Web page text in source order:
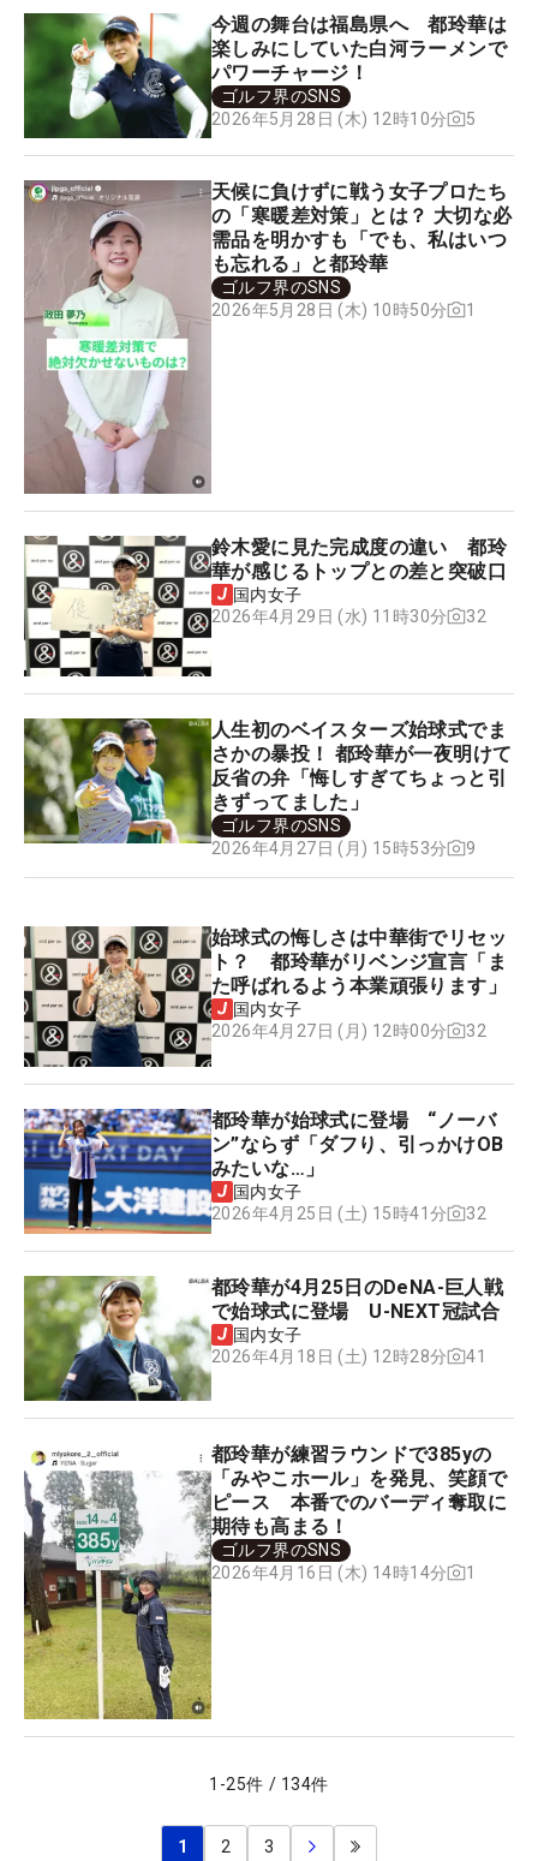
今週の舞台は福島県へ 都玲華は
楽しみにしていた白河ラーメンで
パワーチャージ！
ゴルフ界のSNS
2026年5月28日 (木) 12時10分
5
天候に負けずに戦う女子プロたち
の「寒暖差対策」とは？ 大切な必
需品を明かすも「でも、私はいつ
も忘れる」と都玲華
ゴルフ界のSNS
2026年5月28日 (木) 10時50分
1
鈴木愛に見た完成度の違い 都玲
華が感じるトップとの差と突破口
国内女子
2026年4月29日 (水) 11時30分
32
人生初のベイスターズ始球式でま
さかの暴投！ 都玲華が一夜明けて
反省の弁「悔しすぎてちょっと引
きずってました」
ゴルフ界のSNS
2026年4月27日 (月) 15時53分
9
始球式の悔しさは中華街でリセッ
ト？ 都玲華がリベンジ宣言「ま
た呼ばれるよう本業頑張ります」
国内女子
2026年4月27日 (月) 12時00分
32
都玲華が始球式に登場 “ノーバ
ン”ならず「ダフり、引っかけOB
みたいな…」
国内女子
2026年4月25日 (土) 15時41分
32
都玲華が4月25日のDeNA-巨人戦
で始球式に登場 U-NEXT冠試合
国内女子
2026年4月18日 (土) 12時28分
41
都玲華が練習ラウンドで385yの
「みやこホール」を発見、笑顔で
ピース 本番でのバーディ奪取に
期待も高まる！
ゴルフ界のSNS
2026年4月16日 (木) 14時14分
1
1 -25件 / 134件
1 2 3